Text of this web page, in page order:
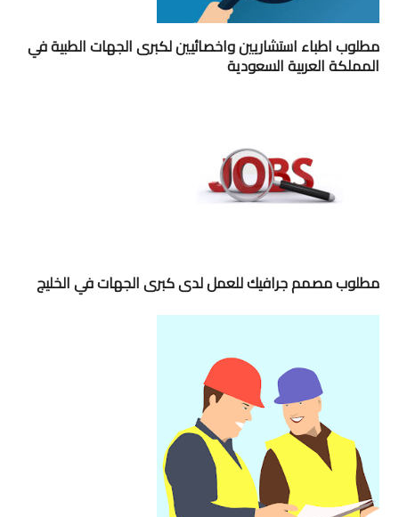
مطلوب اطباء استشاريين واخصائيين لكبرى الجهات الطبية في
المملكة العربية السعودية
مطلوب مصمم جرافيك للعمل لدى كبرى الجهات في الخليج